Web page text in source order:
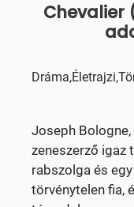
Chevalier
Joseph Bologne,
zeneszerző igaz
rabszolga és
törvénytelen fia,